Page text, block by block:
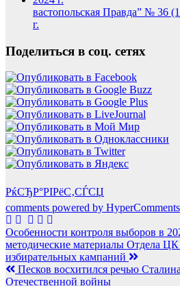
вастопольская Правда” № 36
г.
Поделиться в соц. сетях
РќСЂР°РІРёС‚СЃСЏ
comments powered by HyperComments
Навигация
по
записям
Особенности контроля выборов в
методические материалы Отдела
избирательных кампаний
Песков восхитился речью
Отечественной войны